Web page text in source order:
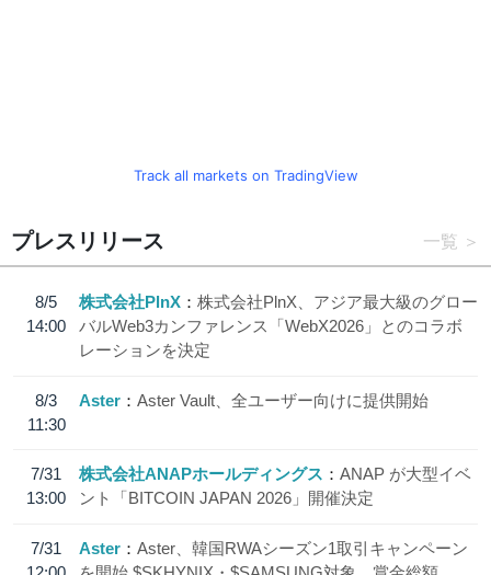
Track all markets on TradingView
プレスリリース 一覧
8/5
14:00
株式会社PlnX
株式会社PlnX、アジア最大級のグロー
バルWeb3カンファレンス「WebX2026」とのコラボ
レーションを決定
8/3
11:30
Aster Aster Vault、全ユーザー向けに提供開始
7/31
13:00
株式会社ANAPホールディングス
ANAP が大型イベ
ント「BITCOIN JAPAN 2026」開催決定
7/31
Aster
Aster、韓国RWAシーズン1取引キャンペーン